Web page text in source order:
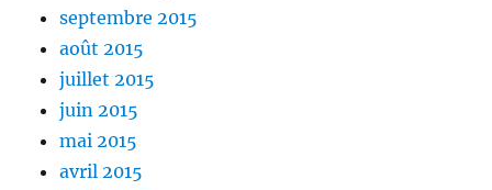
septembre 2015
août 2015
juillet 2015
juin 2015
mai 2015
avril 2015